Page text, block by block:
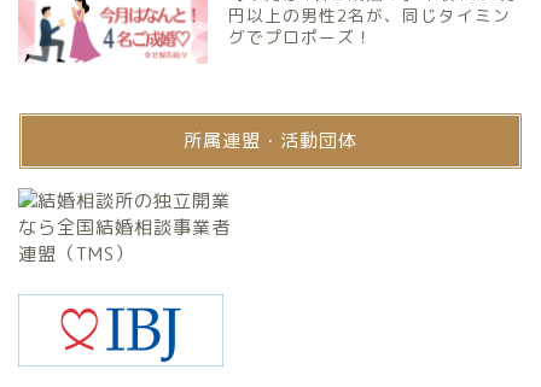
円以上の男性2名が、同じタイミン
グでプロポーズ！
所属連盟・活動団体